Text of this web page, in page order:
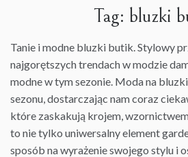
Tag: bluzki
Tanie imodne bluzki butik. Stylowy
najgorętszych trendach w modzie
modne w tym sezonie. Modana
sezonu, dostarczając nam coraz
które zaskakują krojem,
to nie tylko uniwersalny element
sposób na wyrażenie swojego stylu i